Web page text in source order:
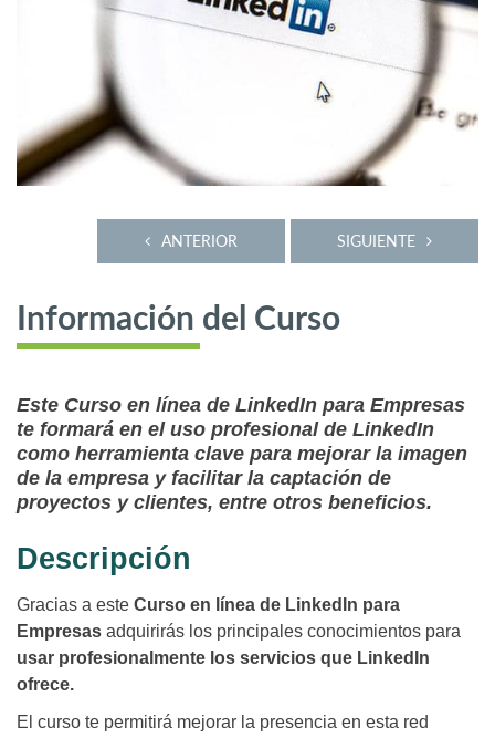
SIGUIENTE
ANTERIOR
Información del Curso
Este Curso en línea de LinkedIn para Empresas
te formará en el uso profesional de LinkedIn
como herramienta clave para mejorar la imagen
de la empresa y facilitar la captación de
proyectos y clientes, entre otros beneficios.
Descripción
Gracias a este Curso en línea de LinkedIn para
Empresas adquirirás los principales conocimientos para
usar profesionalmente los servicios que LinkedIn
ofrece.
El curso te permitirá mejorar la presencia en esta red